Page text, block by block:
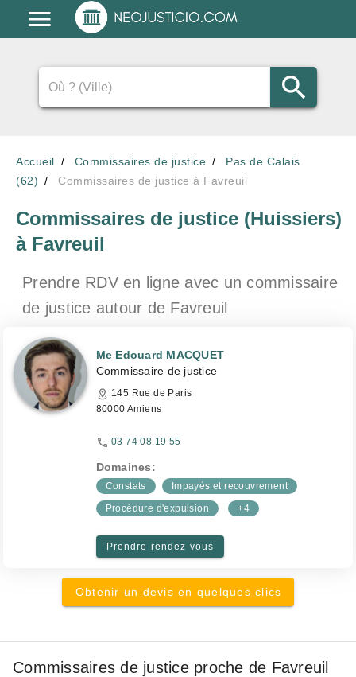
Accueil Commissaires de justice
Pas de Calais
(62)
Commissaires de justice à Favreuil
Commissaires de justice (Huissiers)
à Favreuil
Prendre RDV en ligne avec un commissaire
de justice autour de Favreuil
Me Edouard MACQUET
Commissaire de justice
145 Rue de Paris
80000 Amiens
03 74 08 19 55
Domaines:
Constats
Impayés et recouvrement
Procédure d'expulsion
+4
Prendre rendez-vous
Obtenir un devis en quelques clics
Commissaires de justice proche de Favreuil